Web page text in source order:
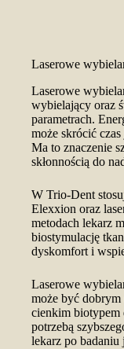
Laserowe
Laserowe
wybielający oraz
parametrach.
może skrócić
Ma to znaczenie
skłonnością do
W Trio-Dent
Elexxion oraz
metodach lekarz
biostymulację
dyskomfort i
Laserowe
może być
cienkim biotypem
potrzebą
lekarz po badaniu